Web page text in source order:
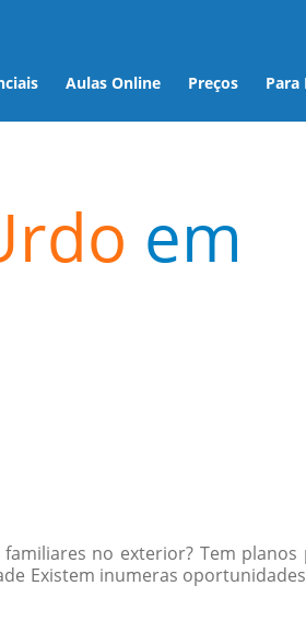
Aulas Online Preços Para
em
no exterior? Tem
Existem inumeras